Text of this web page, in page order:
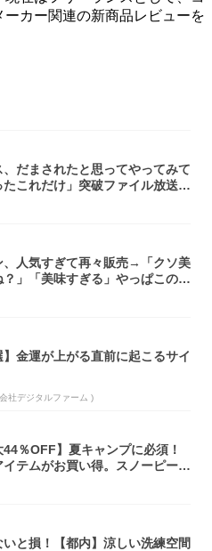
カー関連の新商品レビューを
、だまされたと思ってやってみて
たこれだけ」突破ファイル放送で
、人気すぎて再々販売→「クソ美
？」「美味すぎる」やっぱこのク
】金運が上がる直前に起こるサイ
社デジタルファーム )
44％OFF】夏キャンプに必須！
イテムがお買い得。スノーピー
いと損！【都内】涼しい洗練空間